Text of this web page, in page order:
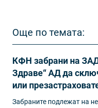
Още по темата:
КФН забрани на
Здраве“ АД да
или
Забраните подлежат на